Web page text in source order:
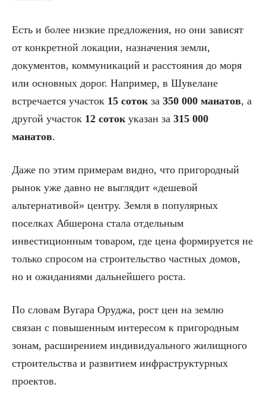
Есть и более низкие предложения, но они зависят
от конкретной локации, назначения земли,
документов, коммуникаций и расстояния до моря
или основных дорог. Например, в Шувелане
встречается участок 15 сотокза 350 000 манатов, а
другой участок 12 сотокуказан за 315 000
манатов.
Даже по этим примерам видно, что пригородный
рынок уже давно не выглядит «дешевой
альтернативой» центру. Земля в популярных
поселках Абшерона стала отдельным
инвестиционным товаром, где цена формируется не
только спросом на строительство частных домов,
но и ожиданиями дальнейшего роста.
По словам Вугара Оруджа, рост цен на землю
связан с повышенным интересом к пригородным
зонам, расширением индивидуального жилищного
строительства и развитием инфраструктурных
проектов.